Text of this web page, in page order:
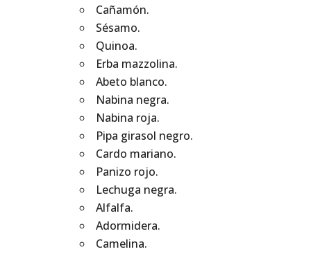
Cañamón.
Sésamo.
Quinoa.
Erba mazzolina.
Abeto blanco.
Nabina negra.
Nabina roja.
Pipa girasol negro.
Cardo mariano.
Panizo rojo.
Lechuga negra.
Alfalfa.
Adormidera.
Camelina.